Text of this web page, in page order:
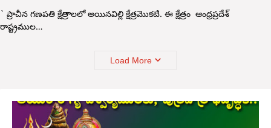
` ప్రాచీన గణపతి క్షేత్రాలలో అయినవిల్లి క్షేత్రమొకటి. ఈ క్షేత్రం ఆంధ్రప్రదేశ్
రాష్ట్రముల…
Load More